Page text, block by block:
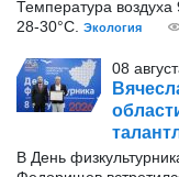
Температура
28-30°С.
Экология
08
В День